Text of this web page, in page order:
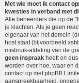
Met wie moet ik contact
kwesties in verband met
Alle beheerders die op de
je klachten. Als je geen
eigenaar van het domein
host staat (bijvoorbeeld
misbruik-afdeling van de
geen inspraak heeft en
worden over hoe, waar en
contact op met phpBB
aanspreekbaarheid,